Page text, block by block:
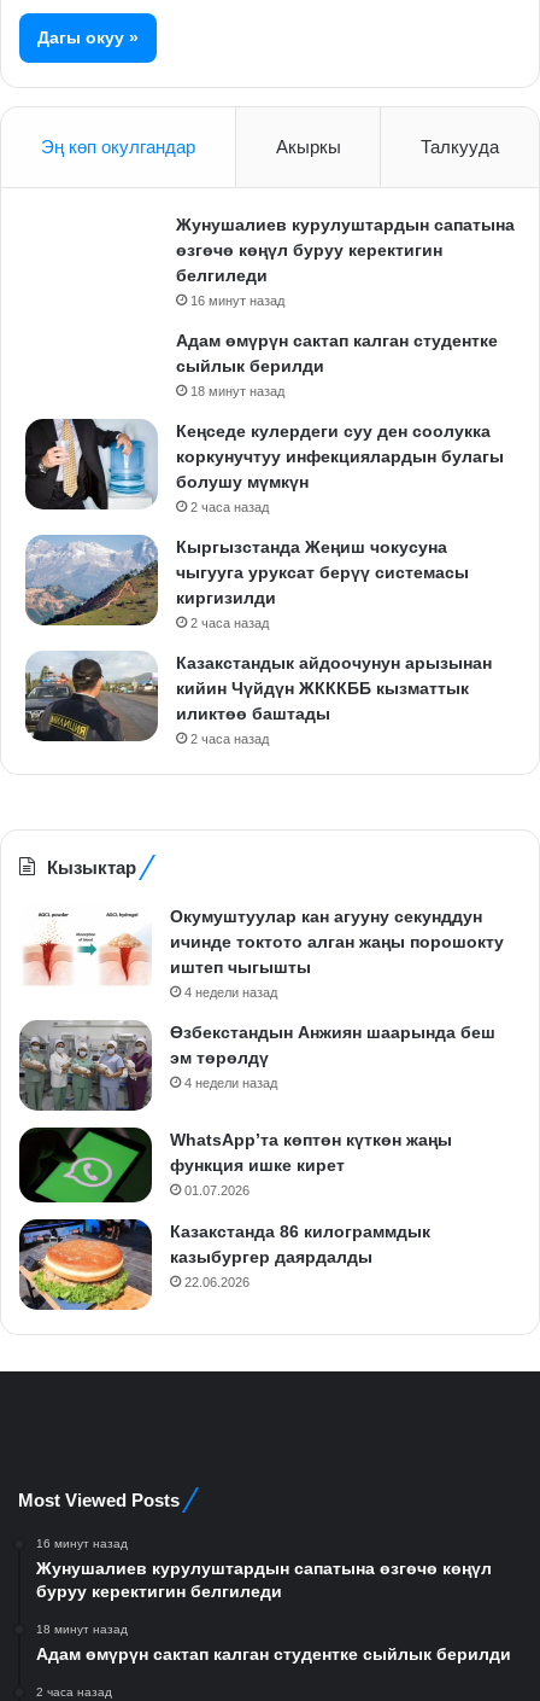
Дагы окуу »
Эң көп окулгандар Акыркы Талкууда
Жунушалиев курулуштардын сапатына
өзгөчө көңүл буруу керектигин
белгиледи
16 минут назад
Адам өмүрүн сактап калган студентке
сыйлык берилди
18 минут назад
Кеңседе кулердеги суу ден соолукка
коркунучтуу инфекциялардын булагы
болушу мүмкүн
2 часа назад
Кыргызстанда Жеңиш чокусуна
чыгууга уруксат берүү системасы
киргизилди
2 часа назад
Казакстандык айдоочунун арызынан
кийин Чүйдүн ЖКККББ кызматтык
иликтөө баштады
2 часа назад
Кызыктар
Окумуштуулар кан агууну секунддун
ичинде токтото алган жаңы порошокту
иштеп чыгышты
4 недели назад
Өзбекстандын Анжиян шаарында беш
эм төрөлдү
4 недели назад
WhatsApp’та көптөн күткөн жаңы
функция ишке кирет
01.07.2026
Казакстанда 86 килограммдык
казыбургер даярдалды
22.06.2026
Most Viewed Posts
16 минут назад
Жунушалиев курулуштардын сапатына өзгөчө көңүл
буруу керектигин белгиледи
18 минут назад
Адам өмүрүн сактап калган студентке сыйлык берилди
2 часа назад